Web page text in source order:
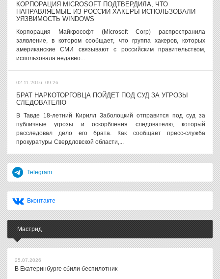
КОРПОРАЦИЯ MICROSOFT ПОДТВЕРДИЛА, ЧТО
НАПРАВЛЯЕМЫЕ ИЗ РОССИИ ХАКЕРЫ ИСПОЛЬЗОВАЛИ
УЯЗВИМОСТЬ WINDOWS
Корпорация Майкрософт (Microsoft Corp) распространила
заявление, в котором сообщает, что группа хакеров, которых
американские СМИ связывают с российским правительством,
использовала недавно...
02.11.2016, 09:26
БРАТ НАРКОТОРГОВЦА ПОЙДЕТ ПОД СУД ЗА УГРОЗЫ
СЛЕДОВАТЕЛЮ
В Тавде 18-летний Кирилл Заболоцкий отправится под суд за
публичные угрозы и оскорбления следователю, который
расследовал дело его брата. Как сообщает пресс-служба
прокуратуры Свердловской области,...
Telegram
Вконтакте
Мастрид
25.07.2026
В Екатеринбурге сбили беспилотник